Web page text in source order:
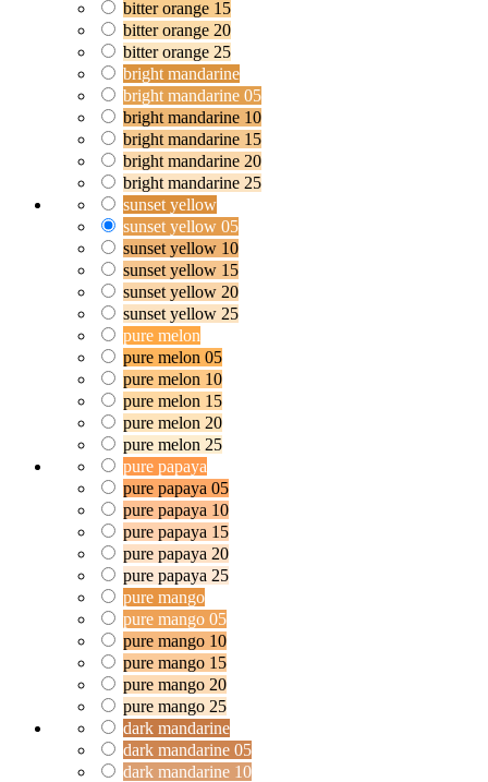
bitter orange 15
bitter orange 20
bitter orange 25
bright mandarine
bright mandarine 05
bright mandarine 10
bright mandarine 15
bright mandarine 20
bright mandarine 25
sunset yellow
sunset yellow 05
sunset yellow 10
sunset yellow 15
sunset yellow 20
sunset yellow 25
pure melon
pure melon 05
pure melon 10
pure melon 15
pure melon 20
pure melon 25
pure papaya
pure papaya 05
pure papaya 10
pure papaya 15
pure papaya 20
pure papaya 25
pure mango
pure mango 05
pure mango 10
pure mango 15
pure mango 20
pure mango 25
dark mandarine
dark mandarine 05
dark mandarine 10